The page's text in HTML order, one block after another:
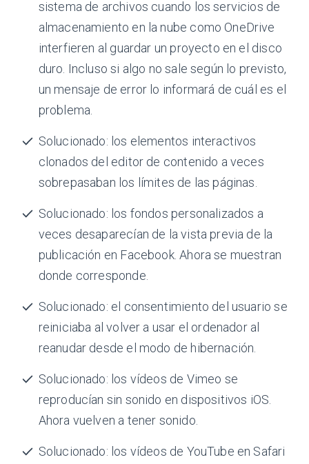
sistema de archivos cuando los servicios de
almacenamiento en la nube como OneDrive
interfieren al guardar un proyecto en el disco
duro. Incluso si algo no sale según lo previsto,
un mensaje de error lo informará de cuál es el
problema.
Solucionado: los elementos interactivos
clonados del editor de contenido a veces
sobrepasaban los límites de las páginas.
Solucionado: los fondos personalizados a
veces desaparecían de la vista previa de la
publicación en Facebook. Ahora se muestran
donde corresponde.
Solucionado: el consentimiento del usuario se
reiniciaba al volver a usar el ordenador al
reanudar desde el modo de hibernación.
Solucionado: los vídeos de Vimeo se
reproducían sin sonido en dispositivos iOS.
Ahora vuelven a tener sonido.
Solucionado: los vídeos de YouTube en Safari